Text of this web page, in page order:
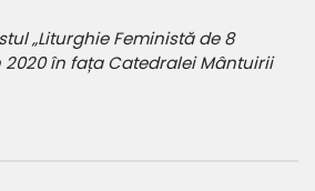
„Liturghie Feministă de 8
2020 în fața Catedralei Mântuirii